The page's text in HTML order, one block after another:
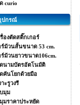
curio
ปกรณ์
องตัดสติ๊กเกอร์
ร์ม้วนสั้นขนาด 53 cm.
ม้วนยาวขนาด106cm.
ดนามบัตรอัตโนมัติ
คันโยกด้วยมือ
าะรูวงรี
มุม
มราคาประหยัด